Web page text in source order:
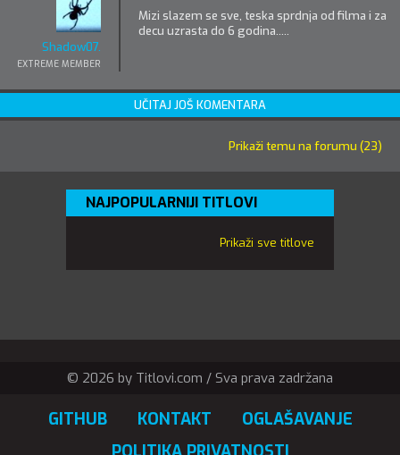
Shadow07.
EXTREME MEMBER
Mizi slazem se sve, teska sprdnja od filma i za
decu uzrasta do 6 godina.....
UČITAJ JOŠ KOMENTARA
Prikaži temu na forumu (23)
NAJPOPULARNIJI TITLOVI
Prikaži sve titlove
© 2026 by Titlovi.com / Sva prava zadržana
GITHUB KONTAKT
OGLAŠAVANJE